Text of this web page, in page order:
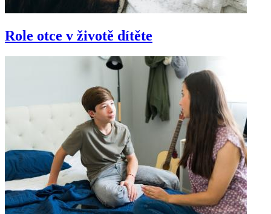
Role otce v životě dítěte